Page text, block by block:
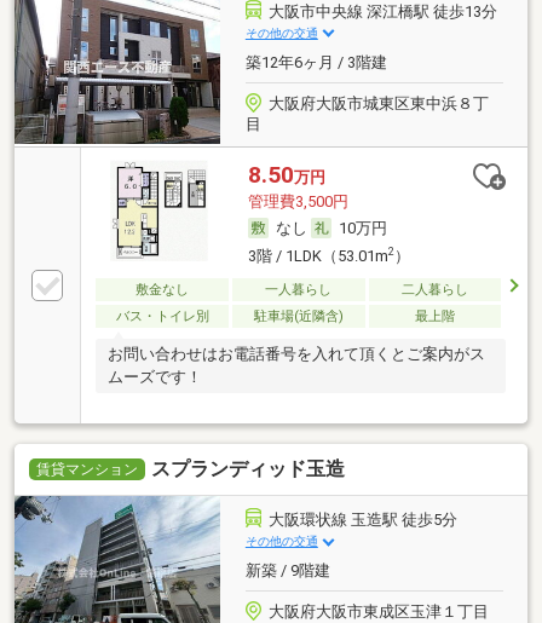
大阪市中央線 深江橋駅 徒歩13分
その他の交通
築12年6ヶ月 / 3階建
大阪府大阪市城東区東中浜８丁
目
8.50万円
管理費3,500円
なし
10万円
3階 / 1LDK（53.01m2）
敷金なし 一人暮らし
二人暮らし
バス・トイレ別
駐車場(近隣含) 最上階
お問い合わせはお電話番号を入れて頂くとご案内がス
ムーズです！
賃貸マンション スプランディッド玉造
大阪環状線 玉造駅 徒歩5分
その他の交通
新築 / 9階建
大阪府大阪市東成区玉津１丁目